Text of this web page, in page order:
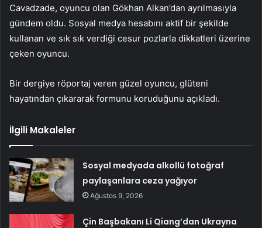
Cavadzade, oyuncu olan Gökhan Alkan’dan ayrılmasıyla
gündem oldu. Sosyal medya hesabını aktif bir şekilde
kullanan ve sık sık verdiği cesur pozlarla dikkatleri üzerine
çeken oyuncu.
Bir dergiye röportaj veren güzel oyuncu, glüteni
hayatından çıkararak formunu koruduğunu açıkladı.
İlgili Makaleler
Sosyal medyada alkollü fotoğraf
paylaşanlara ceza yağıyor
Ağustos 9, 2026
Çin Başbakanı Li Qiang’dan Ukrayna